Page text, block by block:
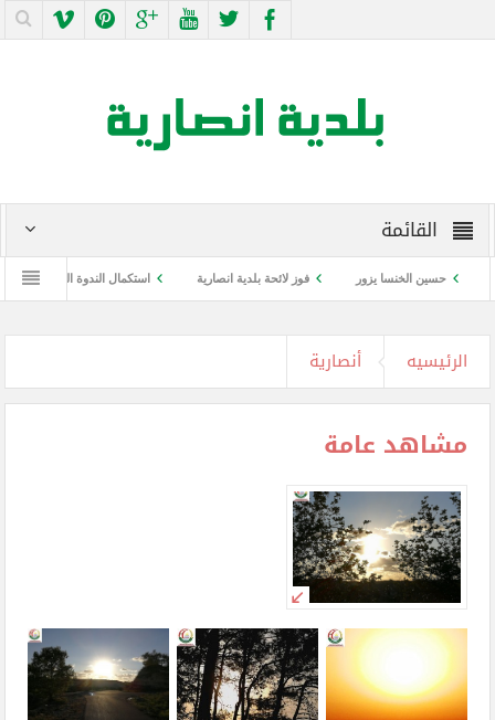
القائمة
حسين الخنسا يزور فوز لائحة بلدية انصارية استكمال الندوة التوعوية عن كورونا
الرئيسيه أنصارية
مشاهد عامة